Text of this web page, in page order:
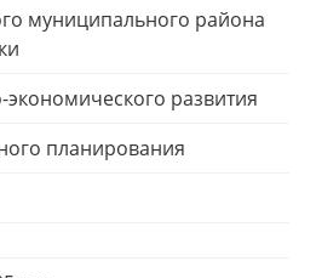
муниципального района
экономического развития
планирования